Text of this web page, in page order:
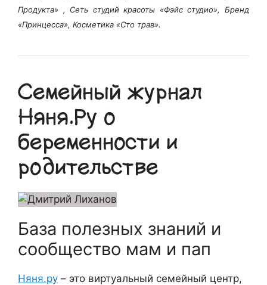
Продукта» , Сеть студий красоты «Фэйс студио», Бренд
«Принцесса», Косметика «Сто трав».
Семейный журнал
Няня.Ру о
беременности и
родительстве
База полезных знаний и
сообщество мам и пап
Няня.ру – это виртуальный семейный центр,